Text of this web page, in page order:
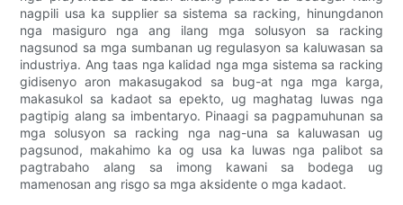
nagpili usa ka supplier sa sistema sa racking, hinungdanon
nga masiguro nga ang ilang mga solusyon sa racking
nagsunod sa mga sumbanan ug regulasyon sa kaluwasan sa
industriya. Ang taas nga kalidad nga mga sistema sa racking
gidisenyo aron makasugakod sa bug-at nga mga karga,
makasukol sa kadaot sa epekto, ug maghatag luwas nga
pagtipig alang sa imbentaryo. Pinaagi sa pagpamuhunan sa
mga solusyon sa racking nga nag-una sa kaluwasan ug
pagsunod, makahimo ka og usa ka luwas nga palibot sa
pagtrabaho alang sa imong kawani sa bodega ug
mamenosan ang risgo sa mga aksidente o mga kadaot.